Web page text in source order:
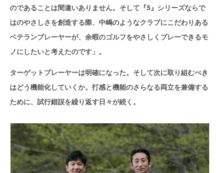
のであることは間違いありません。そして『5』シリーズならで
はのやさしさを創造する際、中嶋のようなクラブにこだわりある
ベテランプレーヤーが、余暇のゴルフをやさしくプレーできるモ
ノにしたいと考えたのです」。
ターゲットプレーヤーは明確になった。そして次に取り組むべき
はどう機能化していくか。打感と機能のさらなる両立を兼備する
ために、試行錯誤を繰り返す日々が続く。